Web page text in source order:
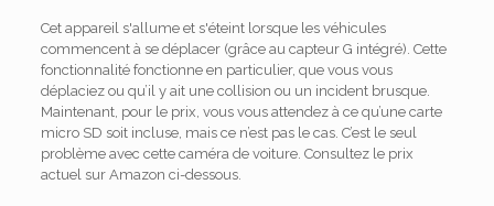
Cet appareil s'allume et s'éteint lorsque les véhicules
commencent à se déplacer (grâce au capteur G intégré). Cette
fonctionnalité fonctionne en particulier, que vous vous
déplaciez ou qu’il y ait une collision ou un incident brusque.
Maintenant, pour le prix, vous vous attendez à ce qu’une carte
micro SD soit incluse, mais ce n’est pas le cas. C’est le seul
problème avec cette caméra de voiture. Consultez le prix
actuel sur Amazon ci-dessous.